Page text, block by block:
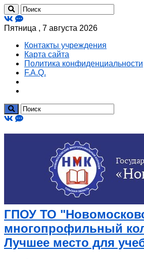
Пятница , 7 августа 2026
Контакты учреждения
Карта сайта
Политика конфиденциальности
F.A.Q.
ГПОУ ТО
многопрофильный
Лучшее место для